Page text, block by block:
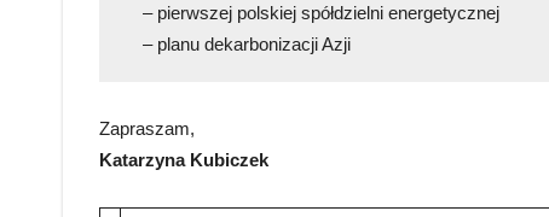
– pierwszej polskiej spółdzielni energetycznej
– planu dekarbonizacji Azji
Zapraszam,
Katarzyna Kubiczek